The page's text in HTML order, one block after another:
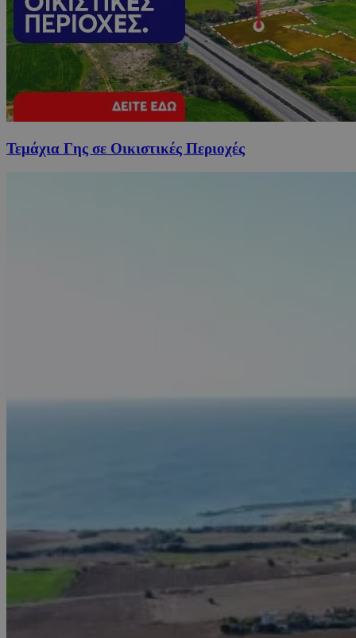
Τεμάχια Γης σε Οικιστικές Περιοχές